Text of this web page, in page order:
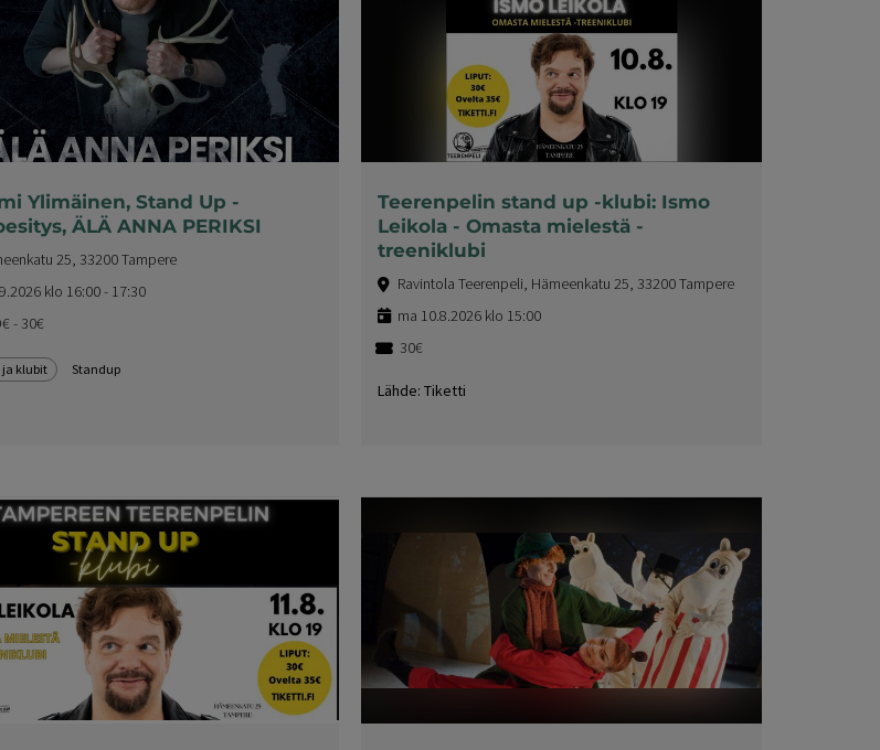
Ylimäinen, Stand Up -
ÄLÄ ANNA PERIKSI
25, 33200 Tampere
klo 16:00 - 17:30
- 30€
ja klubit Standup
Teerenpelin stand up -klubi: Ismo
Leikola - Omasta mielestä -
treeniklubi
Ravintola Teerenpeli, Hämeenkatu 25, 33200 Tampere
ma 10.8.2026 klo 15:00
30€
Lähde: Tiketti